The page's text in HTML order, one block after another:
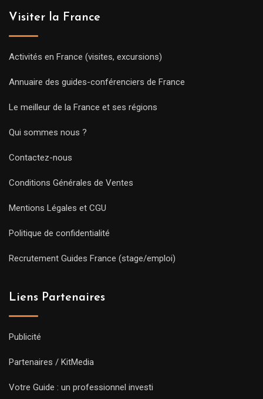
Visiter la France
Activités en France (visites, excursions)
Annuaire des guides-conférenciers de France
Le meilleur de la France et ses régions
Qui sommes nous ?
Contactez-nous
Conditions Générales de Ventes
Mentions Légales et CGU
Politique de confidentialité
Recrutement Guides France (stage/emploi)
Liens Partenaires
Publicité
Partenaires / KitMedia
Votre Guide : un professionnel investi